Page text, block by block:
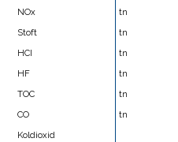
NOx
tn
Stoft
tn
HCI
tn
HF
tn
TOC
tn
CO
tn
Koldioxid